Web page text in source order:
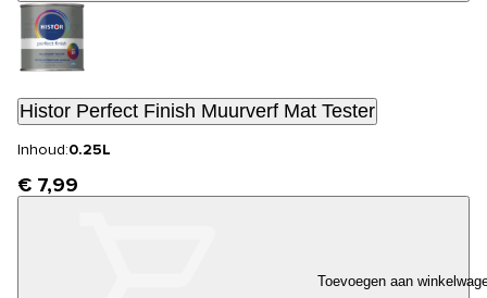
Histor Perfect Finish Muurverf Mat Tester
Inhoud:0.25L
€ 7,99
Toevoegen aan